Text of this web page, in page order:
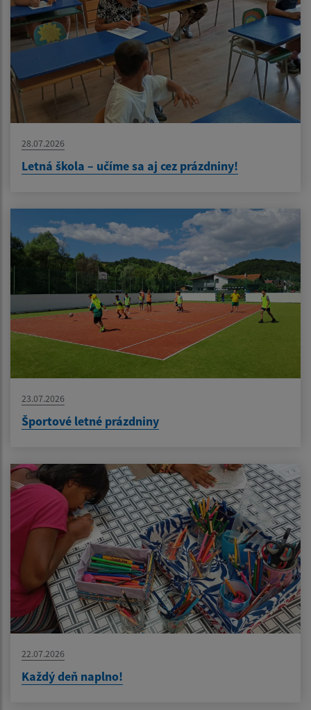
28.07.2026
Letná škola – učíme sa aj cez prázdniny!
23.07.2026
Športové letné prázdniny
22.07.2026
Každý deň naplno!